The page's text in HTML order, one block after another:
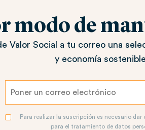
modo de
Valor Social a tu correo una
y economía
Para realizar la suscripción es necesario
para el tratamiento de datos